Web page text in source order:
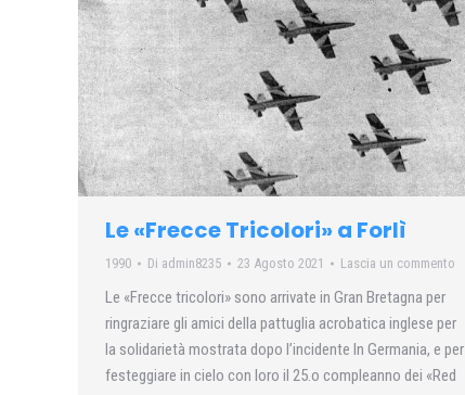
Le «Frecce Tricolori» a Forlì
1990 Di admin8235 23 Agosto 2021 Lascia un commento
Le «Frecce tricolori» sono arrivate in Gran Bretagna per
ringraziare gli amici della pattuglia acrobatica inglese per
la solidarietà mostrata dopo l’incidente In Germania, e per
festeggiare in cielo con loro il 25.o compleanno dei «Red